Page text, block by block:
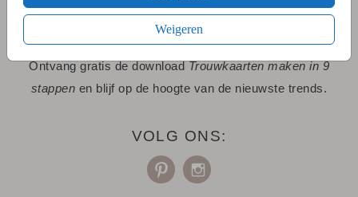
Weigeren
SCHRIJF JE IN VOOR "STIJLVOLLE
UPDATES"!
Ontvang gratis de downloadTrouwkaarten maken in 9
stappen en blijf op de hoogte van de nieuwste trends.
VOLG ONS: